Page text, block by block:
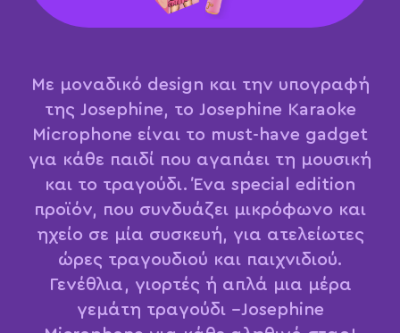
Με μοναδικό design και την υπογραφή
της Josephine, το Josephine Karaoke
Microphone είναι το must-have gadget
για κάθε παιδί που αγαπάει τη μουσική
και το τραγούδι. Ένα special edition
προϊόν, που συνδυάζει μικρόφωνο και
ηχείο σε μία συσκευή, για ατελείωτες
ώρες τραγουδιού και παιχνιδιού.
Γενέθλια, γιορτές ή απλά μια μέρα
γεμάτη τραγούδι –Josephine